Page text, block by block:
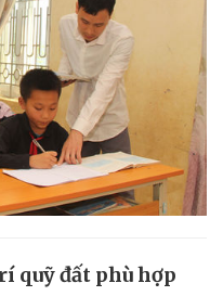
quỹ đất phù hợp